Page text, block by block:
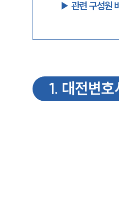
▶︎ 관련 구성원
1. 대전변